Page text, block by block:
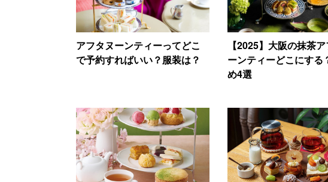
アフタヌーンティーってどこ
で予約すればいい？服装は？
【2025】大阪の抹茶
ーンティーどこにする
め4選